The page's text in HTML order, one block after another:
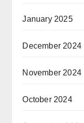
January 2025
December 2024
November 2024
October 2024